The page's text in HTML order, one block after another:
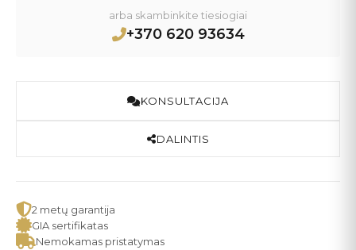
arba skambinkite tiesiogiai
+370 620 93634
KONSULTACIJA
DALINTIS
2 metų garantija
GIA sertifikatas
Nemokamas pristatymas